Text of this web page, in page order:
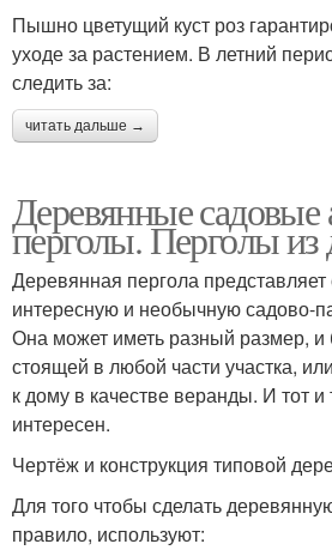
Пышно цветущий куст роз
уходе за растением. В летний
следить за:
читать дальше →
Деревянные садовые
перголы. Перголы из
Деревянная пергола
интересную и необычную садово-
Она может иметь разный размер, и
стоящей в любой части участка,
к дому в качестве веранды. И тот и
интересен.
Чертёж и конструкция типовой
Для того чтобы сделать
правило, используют: